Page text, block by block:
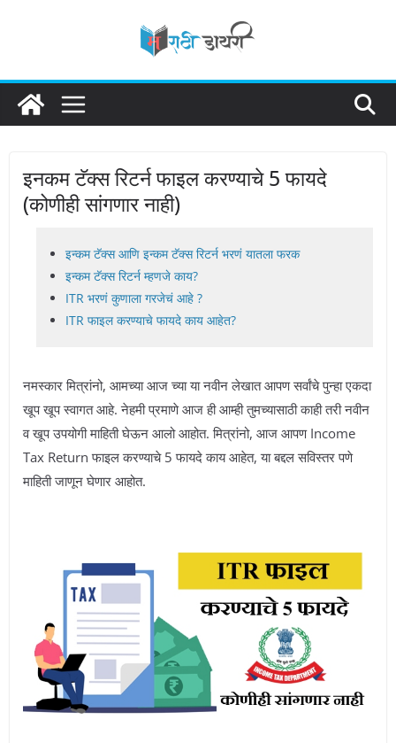
इनकम टॅक्स रिटर्न फाइल करण्याचे 5 फायदे
(कोणीही सांगणार नाही)
इन्कम टॅक्स आणि इन्कम टॅक्स रिटर्न भरणं यातला फरक
इन्कम टॅक्स रिटर्न म्हणजे काय?
ITR भरणं कुणाला गरजेचं आहे ?
ITR फाइल करण्याचे फायदे काय आहेत?
नमस्कार मित्रांनो, आमच्या आज च्या या नवीन लेखात आपण सर्वांचे पुन्हा एकदा
खूप खूप स्वागत आहे. नेहमी प्रमाणे आज ही आम्ही तुमच्यासाठी काही तरी नवीन
व खूप उपयोगी माहिती घेऊन आलो आहोत. मित्रांनो, आज आपण Income
Tax Return फाइल करण्याचे 5 फायदे काय आहेत, या बद्दल सविस्तर पणे
माहिती जाणून घेणार आहोत.